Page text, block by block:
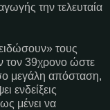
την τελευταία
τους
τον 39χρονο ώστε
μεγάλη απόσταση,
ενδείξεις
μένει να